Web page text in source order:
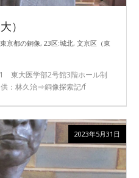
）
京都の銅像, 23区:城北, 文京区（東
東大医学部2号館3階ホール制
：林久治⇒銅像探索記/f
2023年5月31日